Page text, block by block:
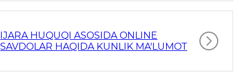
IJARA HUQUQI ASOSIDA ONLINE
SAVDOLAR HAQIDA KUNLIK MA'LUMOT